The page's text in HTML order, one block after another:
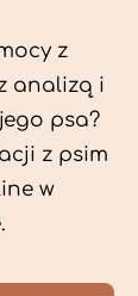
z
analizą i
psa?
z psim
w